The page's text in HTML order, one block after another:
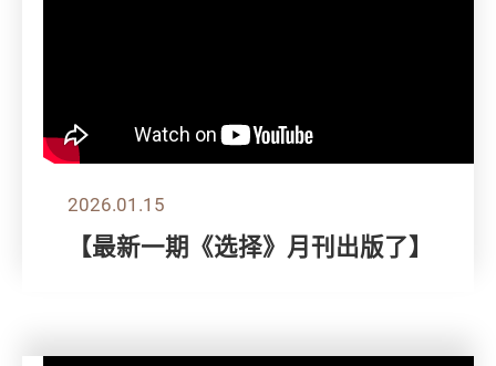
2026.01.15
【最新一期《选择》月刊出版了】